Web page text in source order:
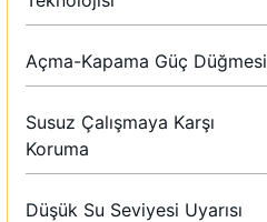
Açma-Kapama Güç Düğmesi
Susuz Çalışmaya Karşı
Koruma
Düşük Su Seviyesi Uyarısı